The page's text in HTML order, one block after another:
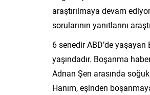
araştırılmaya devam
sorularının yanıtlarını
6 senedir ABD’de
yaşındadır. Boşanma
Adnan Şen arasında
Hanım, eşinden